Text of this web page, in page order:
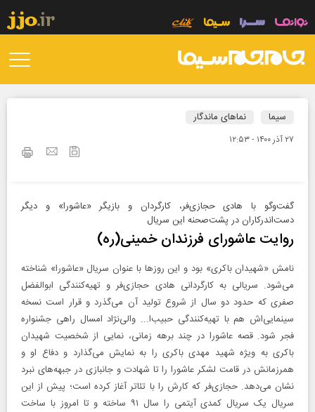
سیما نماهای ماندگار
۲۷ آذر ۱۴۰۰ - ۱۲:۵۳
گفت‌وگو با هادی حجازی‌فر، کارگردان و بازیگر «عاشورا» و دیگر
دست‌اندرکاران در پشت‌صحنه این سریال
روایت عاشورای فرزندان خمینی(ره)
نامش «شهیدان باکری» بود و این روزها با عنوان سریال «عاشورا» شناخته
می‌شود. سریالی به کارگردانی هادی حجازی‌فر و تهیه‌کنندگی ابوالفضل
صفری که حدود دو سال از شروع تولید آن می‌گذرد و قرار است نسخه
سینمایی‌اش هم با تهیه‌کنندگی حبیب‌ا... والی‌نژاد امسال راهی جشنواره
فجر شود. قصه عاشورا در چند برهه زمانی، نمایی از شخصیت شهیدان
باکری به ویژه شهید مهدی باکری را به نمایش می‌گذارد و دفاع او و
همرزمانش در قامت لشکر عاشورا را تا شهادت و جانبازی در جبهه‌های نبرد
نشان می‌دهد. حجازی‌فر که کارش را با تئاتر آغاز کرده است؛ پیش از این
سریال یک سریال کمدی آیتمی را سال ۹۱ ساخته و تا امروز با ساخت